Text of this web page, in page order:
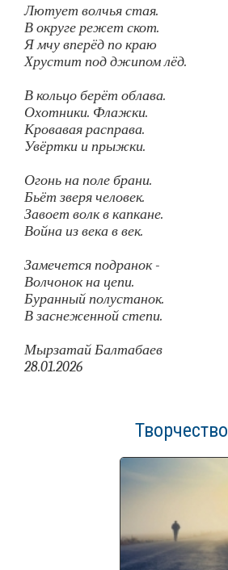
Лютует волчья стая.
В округе режет скот.
Я мчу вперёд по краю
Хрустит под джипом лёд.
В кольцо берёт облава.
Охотники. Флажки.
Кровавая расправа.
Увёртки и прыжки.
Огонь на поле брани.
Бьёт зверя человек.
Завоет волк в капкане.
Война из века в век.
Замечется подранок -
Волчонок на цепи.
Буранный полустанок.
В заснеженной степи.
Мырзатай Балтабаев
28.01.2026
Творчество